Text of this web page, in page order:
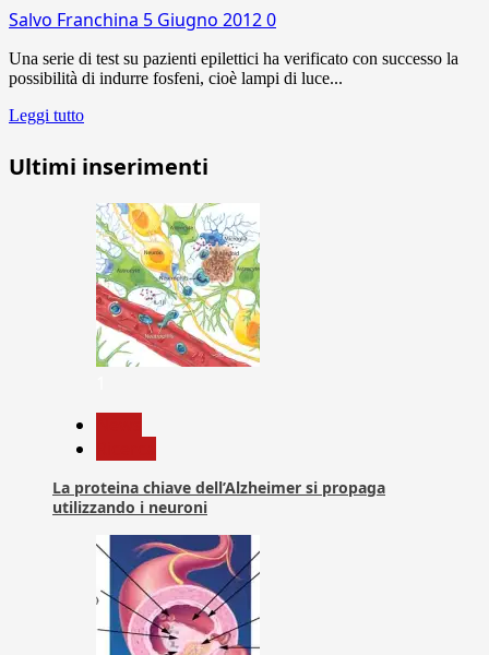
Salvo Franchina 5 Giugno 20120
Una serie di test su pazienti epilettici ha verificato con successo la
possibilità di indurre fosfeni, cioè lampi di luce...
Leggi tutto
Ultimi inserimenti
La proteina chiave dell’Alzheimer si propaga
utilizzando i neuroni